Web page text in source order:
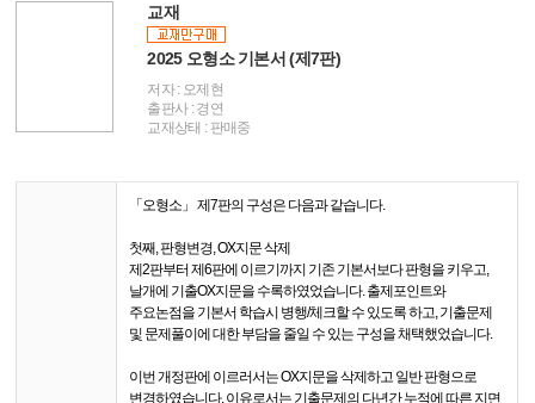
교재
2025 오형소 기본서 (제7판)
저자 : 오제현
출판사 : 경연
교재상태 : 판매중
「오형소」 제7판의 구성은 다음과 같습니다.
첫째, 판형변경, OX지문 삭제
제2판부터 제6판에 이르기까지 기존 기본서보다 판형을 키우고,
날개에 기출OX지문을 수록하였었습니다. 출제포인트와
주요논점을 기본서 학습시 병행/체크할 수 있도록 하고, 기출문제
및 문제풀이에 대한 부담을 줄일 수 있는 구성을 채택했었습니다.
이번 개정판에 이르러서는 OX지문을 삭제하고 일반 판형으로
변경하였습니다. 이유로서는 기출문제의 다년간 누적에 따른 지면